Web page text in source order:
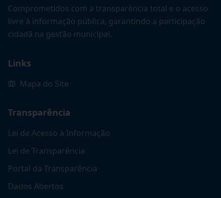
Comprometidos com a transparência total e o acesso
livre à informação pública, garantindo a participação
cidadã na gestão municipal.
Links
Mapa do Site
Transparência
Lei de Acesso à Informação
Lei de Transparência
Portal da Transparência
Dados Abertos